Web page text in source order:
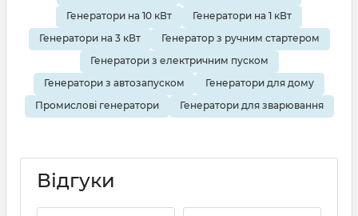
Генератори на 10 кВт
Генератори на 1 кВт
Генератори на 3 кВт
Генератор з ручним стартером
Генератори з електричним пуском
Генератори з автозапуском
Генератори для дому
Промислові генератори
Генератори для зварювання
Відгуки